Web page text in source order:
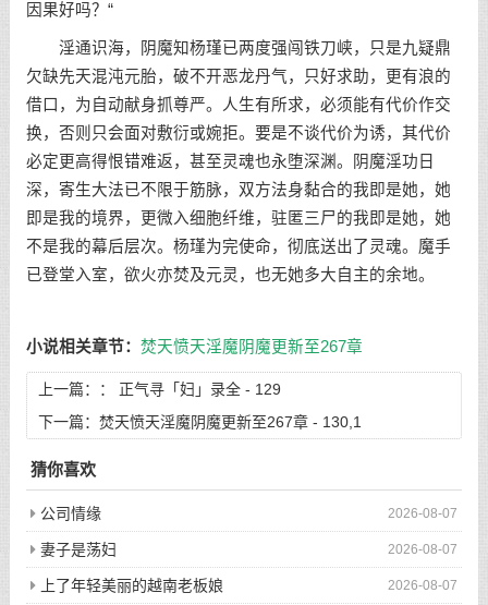
因果好吗？“
淫通识海，阴魔知杨瑾已两度强闯铁刀峡，只是九疑鼎
欠缺先天混沌元胎，破不开恶龙丹气，只好求助，更有浪的
借口，为自动献身抓尊严。人生有所求，必须能有代价作交
换，否则只会面对敷衍或婉拒。要是不谈代价为诱，其代价
必定更高得恨错难返，甚至灵魂也永堕深渊。阴魔淫功日
深，寄生大法已不限于筋脉，双方法身黏合的我即是她，她
即是我的境界，更微入细胞纤维，驻匿三尸的我即是她，她
不是我的幕后层次。杨瑾为完使命，彻底送出了灵魂。魔手
已登堂入室，欲火亦焚及元灵，也无她多大自主的余地。
小说相关章节： 焚天愤天淫魔阴魔更新至267章
上一篇：： 正气寻「妇」录全 - 129
下一篇： 焚天愤天淫魔阴魔更新至267章 - 130,1
猜你喜欢
2026-08-07
公司情缘
2026-08-07
妻子是荡妇
2026-08-07
上了年轻美丽的越南老板娘